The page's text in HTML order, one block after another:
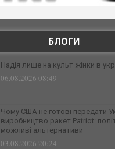
БЛОГИ
Надія лише на культ жінки в
06.08.2026 08:49
Чому США не готові передати
виробництво ракет Patriot:
можливі альтернативи
03.08.2026 20:24